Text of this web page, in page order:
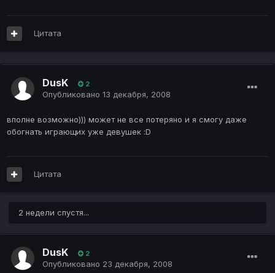
Цитата
DusK 2
Опубликовано 13 декабря, 2008
вполне возможно))) может не все потеряно и я смогу даже
обогнать играющих уже девушек :D
Цитата
2 недели спустя...
DusK 2
Опубликовано 23 декабря, 2008